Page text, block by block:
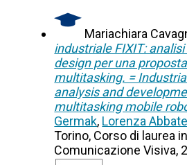
Mariachiara
industriale FIXIT:
design per una
multitasking. =
analysis and
multitasking mobile
Germak, Lorenza Abbate
Torino, Corso di laurea
Comunicazione Visiva,